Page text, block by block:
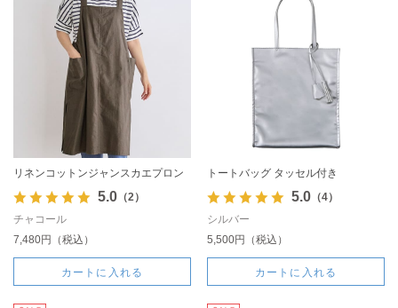
リネンコットンジャンスカエプロン
5.0（2）
チャコール
7,480円（税込）
カートに入れる
トートバッグ タッセル付き
5.0（4）
シルバー
5,500円（税込）
カートに入れる